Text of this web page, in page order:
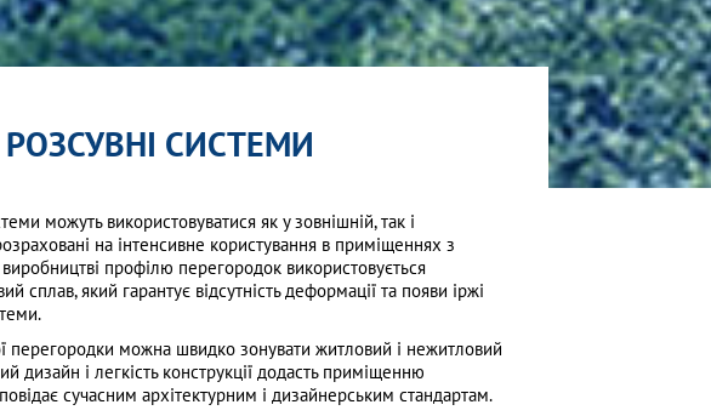
СИСТЕМИ
можуть використовуватися як у зовнішній, так і
на інтенсивне користування в приміщеннях з
профілю перегородок використовується
сплав, який гарантує відсутність деформації та появи іржі
перегородки можна швидко зонувати житловий і нежитловий
дизайн і легкість конструкції додасть приміщенню
сучасним архітектурним і дизайнерським стандартам.